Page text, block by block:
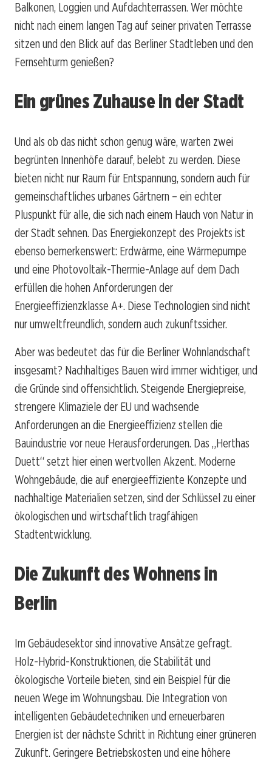
Balkonen, Loggien und Aufdachterrassen. Wer möchte
nicht nach einem langen Tag auf seiner privaten Terrasse
sitzen und den Blick auf das Berliner Stadtleben und den
Fernsehturm genießen?
Ein grünes Zuhause in der Stadt
Und als ob das nicht schon genug wäre, warten zwei
begrünten Innenhöfe darauf, belebt zu werden. Diese
bieten nicht nur Raum für Entspannung, sondern auch für
gemeinschaftliches urbanes Gärtnern – ein echter
Pluspunkt für alle, die sich nach einem Hauch von Natur in
der Stadt sehnen. Das Energiekonzept des Projekts ist
ebenso bemerkenswert: Erdwärme, eine Wärmepumpe
und eine Photovoltaik-Thermie-Anlage auf dem Dach
erfüllen die hohen Anforderungen der
Energieeffizienzklasse A+. Diese Technologien sind nicht
nur umweltfreundlich, sondern auch zukunftssicher.
Aber was bedeutet das für die Berliner Wohnlandschaft
insgesamt? Nachhaltiges Bauen wird immer wichtiger, und
die Gründe sind offensichtlich. Steigende Energiepreise,
strengere Klimaziele der EU und wachsende
Anforderungen an die Energieeffizienz stellen die
Bauindustrie vor neue Herausforderungen. Das „Herthas
Duett“ setzt hier einen wertvollen Akzent. Moderne
Wohngebäude, die auf energieeffiziente Konzepte und
nachhaltige Materialien setzen, sind der Schlüssel zu einer
ökologischen und wirtschaftlich tragfähigen
Stadtentwicklung.
Die Zukunft des Wohnens in
Berlin
Im Gebäudesektor sind innovative Ansätze gefragt.
Holz-Hybrid-Konstruktionen, die Stabilität und
ökologische Vorteile bieten, sind ein Beispiel für die
neuen Wege im Wohnungsbau. Die Integration von
intelligenten Gebäudetechniken und erneuerbaren
Energien ist der nächste Schritt in Richtung einer grüneren
Zukunft. Geringere Betriebskosten und eine höhere